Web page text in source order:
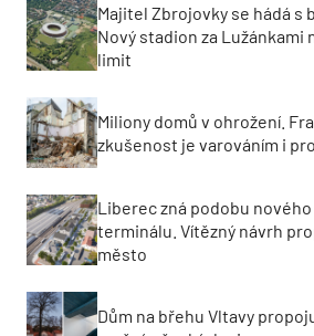
Majitel Zbrojovky se hádá s
Nový stadion za Lužánkami
limit
Miliony domů v ohrožení.
zkušenost je varováním i
Liberec zná podobu
terminálu. Vítězný návrh
město
Dům na břehu Vltavy